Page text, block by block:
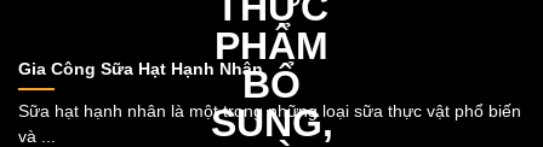
Gia Công Sữa Hạt Hạnh Nhân
Sữa hạt hạnh nhân là một trong những loại sữa thực vật phổ biến
và ...